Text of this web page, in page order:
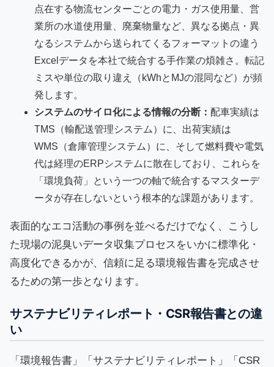
点在する物流センターごとの電力・ガス使用量、営
業所の水道使用量、廃棄物量など、異なる拠点・異
なるシステムから送られてくるフォーマットの違う
Excelデータを本社で統合する手作業の煩雑さ。転記
ミスや単位の取り違え（kWhとMJの混同など）が頻
発します。
システムのサイロ化による情報の分断： 配車実績は
TMS（輸配送管理システム）に、出荷実績は
WMS（倉庫管理システム）に、そして燃料費や電気
代は経理のERPシステムに散在しており、これらを
「環境負荷」という一つの軸で統合するマスターデ
ータが存在しないという根本的な課題があります。
表面的なエコ活動の事例を並べるだけでなく、こうし
た現場の泥臭いデータ収集プロセスをいかに標準化・
高度化できるかが、信頼に足る環境報告書を完成させ
るための第一歩となります。
サステナビリティレポート・CSR報告書との違
い
「環境報告書」「サステナビリティレポート」「CSR